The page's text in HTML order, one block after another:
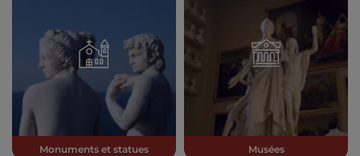
Monuments et statues Musées